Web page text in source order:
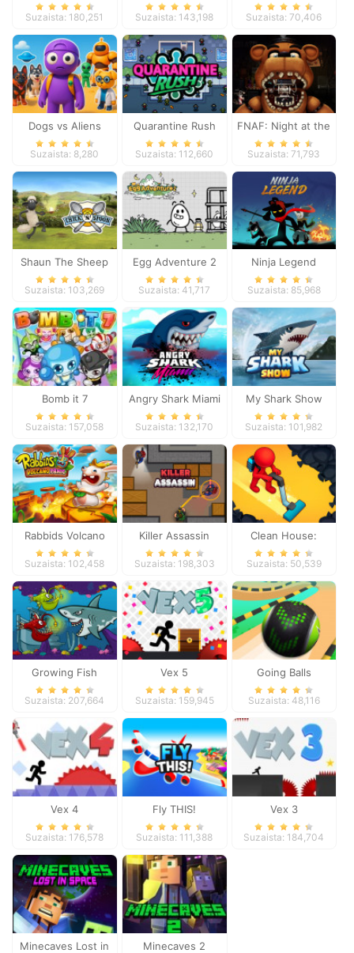
Temple Adventure
Suzaista: 180,251 Suzaista: 143,198 Suzaista: 70,406
Dogs vs Aliens
Suzaista: 8,280
Quarantine Rush
Suzaista: 112,660
FNAF: Night at the
Dentist
Suzaista: 71,793
Shaun The Sheep
Chick n Spoon
Suzaista: 103,269
Egg Adventure 2
Suzaista: 41,717
Ninja Legend
Suzaista: 85,968
Bomb it 7
Suzaista: 157,058
Angry Shark Miami
Suzaista: 132,170
My Shark Show
Suzaista: 101,982
Rabbids Volcano
Panic
Suzaista: 102,458
Killer Assassin
Suzaista: 198,303
Clean House:
Clearing trash and
Suzaista: 50,539
Growing Fish
Suzaista: 207,664
Vex 5
Suzaista: 159,945
Going Balls
Adventure 2
Suzaista: 48,116
Vex 4
Suzaista: 176,578
Fly THIS!
Suzaista: 111,388
Vex 3
Suzaista: 184,704
Minecaves Lost in
Minecaves 2